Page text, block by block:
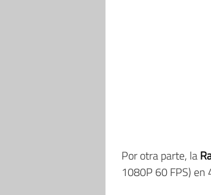
Por otra parte, la
1080P 60 FPS)